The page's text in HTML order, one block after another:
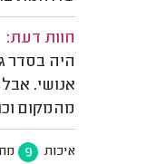
חוות דעת:
היה בסדר
אנושי.
מהמקום
איכות 9